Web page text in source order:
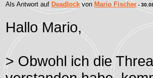
Als Antwort auf Deadlockvon Mario Fischer -
Hallo Mario,
> Obwohl ich die